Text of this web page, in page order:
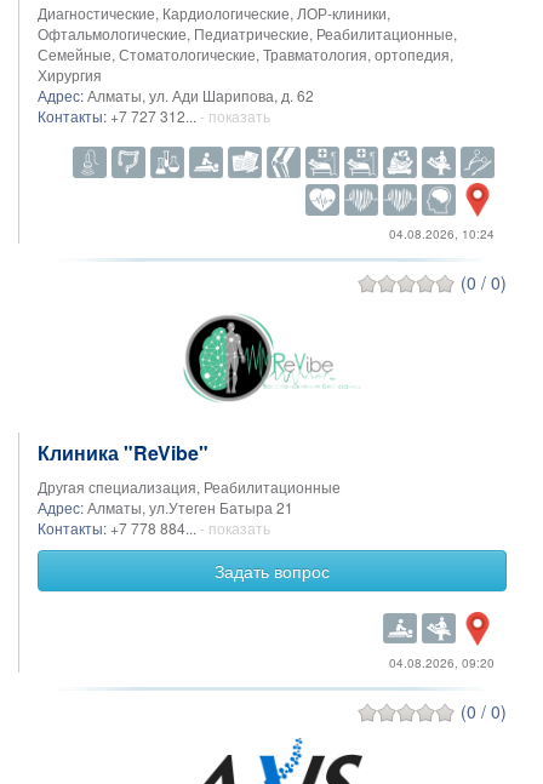
Диагностические, Кардиологические, ЛОР-клиники,
Офтальмологические, Педиатрические, Реабилитационные,
Семейные, Стоматологические, Травматология, ортопедия,
Хирургия
Адрес:Алматы, ул. Ади Шарипова, д. 62
Контакты: +7 727 312... - показать
04.08.2026, 10:24
(0 / 0)
Клиника "ReVibe"
Другая специализация, Реабилитационные
Адрес:Алматы, ул.Утеген Батыра 21
Контакты: +7 778 884... - показать
Задать вопрос
04.08.2026, 09:20
(0 / 0)